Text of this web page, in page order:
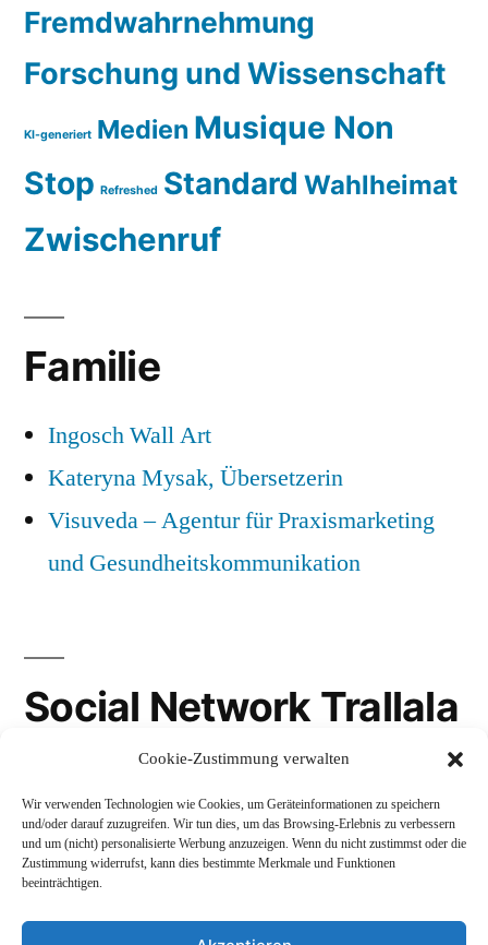
Cookie-Zustimmung verwalten
Wir verwenden Technologien wie Cookies, um Geräteinformationen zu speichern
und/oder darauf zuzugreifen. Wir tun dies, um das Browsing-Erlebnis zu verbessern
und um (nicht) personalisierte Werbung anzuzeigen. Wenn du nicht zustimmst oder die
Zustimmung widerrufst, kann dies bestimmte Merkmale und Funktionen
beeinträchtigen.
Fremdwahrnehmung
Forschung und Wissenschaft
KI-generiert Medien Musique Non
Stop Refreshed Standard Wahlheimat
Zwischenruf
Familie
Ingosch Wall Art
Kateryna Mysak, Übersetzerin
Visuveda – Agentur für Praxismarketing
und Gesundheitskommunikation
Social Network Trallala
LinkedIn
Mastodon